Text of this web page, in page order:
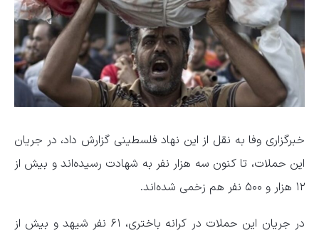
خبرگزاری وفا به نقل از این نهاد فلسطینی گزارش داد، در جریان
این حملات، تا کنون سه هزار نفر به شهادت رسیده‌اند و بیش از
۱۲ هزار و ۵۰۰ نفر هم زخمی شده‌اند.
در جریان این حملات در کرانه باختری، ۶۱ نفر شیهد و بیش از